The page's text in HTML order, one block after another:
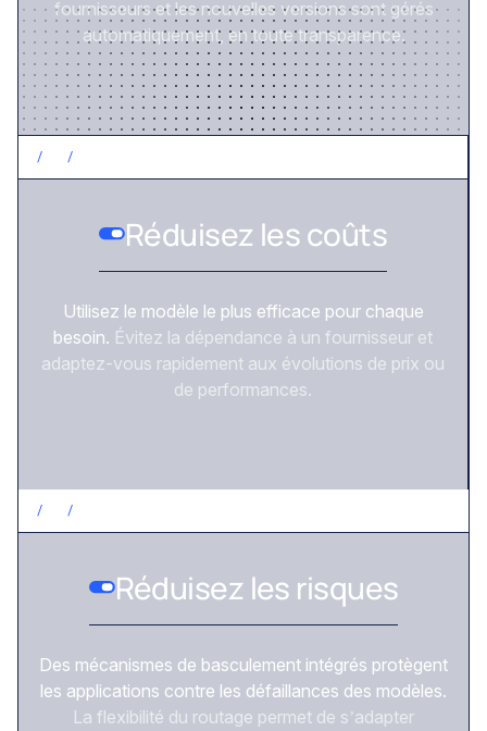
fournisseurs et les nouvelles versions sont gérés
automatiquement, en toute transparence.
/ /
Réduisez les coûts
Utilisez le modèle le plus efficace pour chaque
besoin. Évitez la dépendance à un fournisseur et
adaptez-vous rapidement aux évolutions de prix ou
de performances.
/ /
Réduisez les risques
Des mécanismes de basculement intégrés protègent
les applications contre les défaillances des modèles.
La flexibilité du routage permet de s’adapter